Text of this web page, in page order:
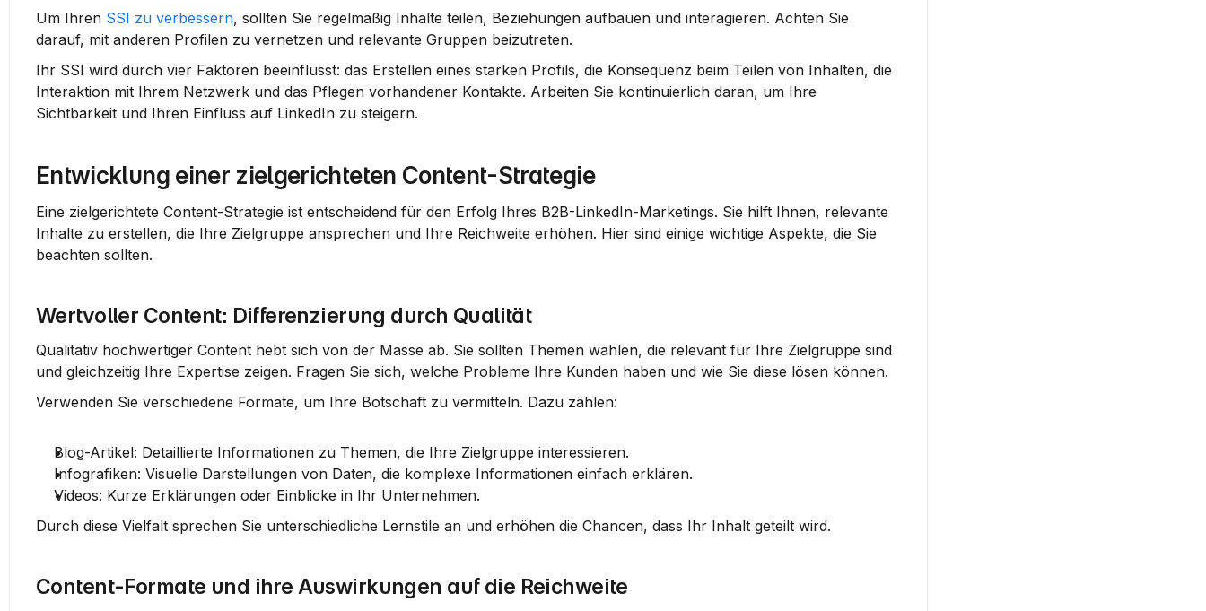
Um Ihren SSI zu verbessern, sollten Sie regelmäßig Inhalte teilen, Beziehungen aufbauen und interagieren. Achten Sie
darauf, mit anderen Profilen zu vernetzen und relevante Gruppen beizutreten.
Ihr SSI wird durch vier Faktoren beeinflusst: das Erstellen eines starken Profils, die Konsequenz beim Teilen von Inhalten, die
Interaktion mit Ihrem Netzwerk und das Pflegen vorhandener Kontakte. Arbeiten Sie kontinuierlich daran, um Ihre
Sichtbarkeit und Ihren Einfluss auf LinkedIn zu steigern.
Entwicklung einer zielgerichteten Content-Strategie
Eine zielgerichtete Content-Strategie ist entscheidend für den Erfolg Ihres B2B-LinkedIn-Marketings. Sie hilft Ihnen, relevante
Inhalte zu erstellen, die Ihre Zielgruppe ansprechen und Ihre Reichweite erhöhen. Hier sind einige wichtige Aspekte, die Sie
beachten sollten.
Wertvoller Content: Differenzierung durch Qualität
Qualitativ hochwertiger Content hebt sich von der Masse ab. Sie sollten Themen wählen, die relevant für Ihre Zielgruppe sind
und gleichzeitig Ihre Expertise zeigen. Fragen Sie sich, welche Probleme Ihre Kunden haben und wie Sie diese lösen können.
Verwenden Sie verschiedene Formate, um Ihre Botschaft zu vermitteln. Dazu zählen:
Blog-Artikel: Detaillierte Informationen zu Themen, die Ihre Zielgruppe interessieren.
Infografiken: Visuelle Darstellungen von Daten, die komplexe Informationen einfach erklären.
Videos: Kurze Erklärungen oder Einblicke in Ihr Unternehmen.
Durch diese Vielfalt sprechen Sie unterschiedliche Lernstile an und erhöhen die Chancen, dass Ihr Inhalt geteilt wird.
Content-Formate und ihre Auswirkungen auf die Reichweite